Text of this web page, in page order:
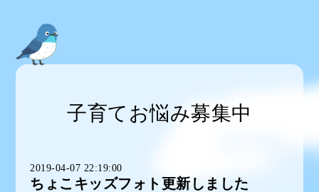
子育てお悩み募集中
2019-04-07 22:19:00
ちょこキッズフォト更新しました